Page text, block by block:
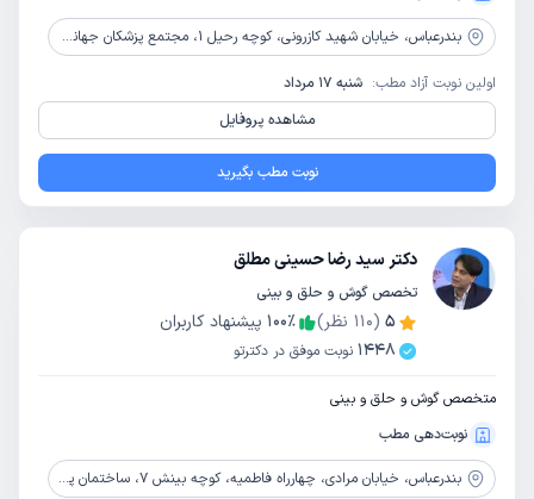
بندرعباس، خیابان شهید کازرونی، کوچه رحیل 1، مجتمع پزشکان جهانگیریه، طبقه 6، واحد 8
اولین نوبت آزاد مطب: شنبه 17 مرداد
مشاهده پروفایل
نوبت مطب بگیرید
دکتر سید رضا حسینی مطلق
تخصص گوش و حلق و بینی
5
(
110 نظر) 100٪
پیشنهاد کاربران
1448 نوبت موفق در دکترتو
متخصص گوش و حلق و بینی
نوبت‌دهی مطب
بندرعباس، خیابان مرادی، چهارراه فاطمیه، کوچه بینش 7، ساختمان پزشک طبقه 2